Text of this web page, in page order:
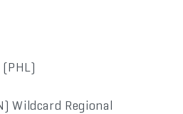
Wildcard Regional